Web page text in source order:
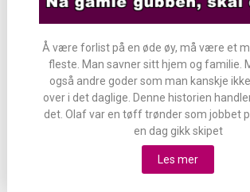
Å være forlist på en øde øy, må være et
fleste. Man savner sitt hjem og familie.
også andre goder som man kanskje
over i det daglige. Denne historien
det. Olaf var en tøff trønder som jobbet
en dag gikk skipet
Les mer